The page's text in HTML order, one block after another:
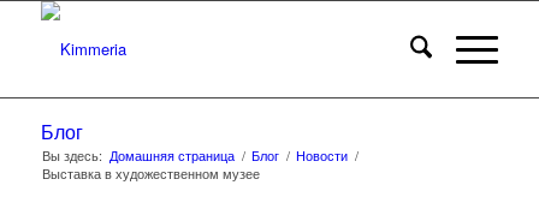
Блог
Вы здесь: Домашняя страница / Блог / Новости /
Выставка в художественном музее